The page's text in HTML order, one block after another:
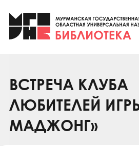
Клуб «Гиря и
Клуб «Семейный
Коллегам
Контакты
ВСТРЕЧА КЛУБА
ЛЮБИТЕЛЕЙ
МАДЖОНГ»